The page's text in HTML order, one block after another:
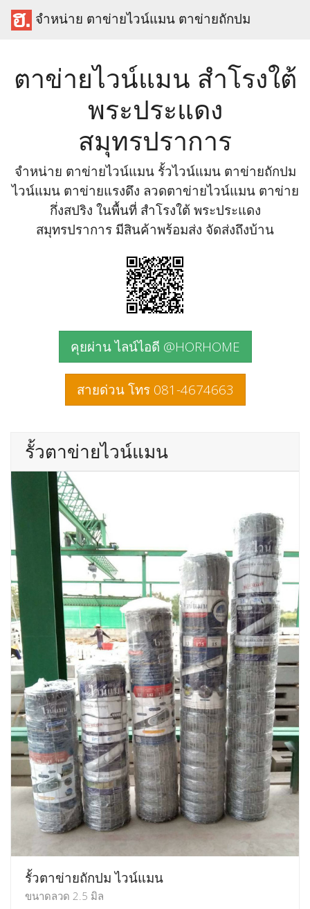
จำหน่าย ตาข่ายไวน์แมน ตาข่ายถักปม
ตาข่ายไวน์แมน สำโรงใต้
พระประแดง
สมุทรปราการ
จำหน่าย ตาข่ายไวน์แมน รั้วไวน์แมน ตาข่ายถักปม
ไวน์แมน ตาข่ายแรงดึง ลวดตาข่ายไวน์แมน ตาข่าย
กึ่งสปริง ในพื้นที่ สำโรงใต้ พระประแดง
สมุทรปราการ มีสินค้าพร้อมส่ง จัดส่งถึงบ้าน
คุยผ่าน ไลน์ไอดี @HORHOME
สายด่วน โทร 081-4674663
รั้วตาข่ายไวน์แมน
รั้วตาข่ายถักปม ไวน์แมน
ขนาดลวด 2.5 มิล